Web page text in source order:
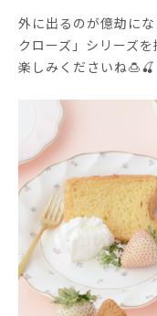
外に出るのが億劫に
クローズ」シリーズ
楽しみくださいね🍮🍒